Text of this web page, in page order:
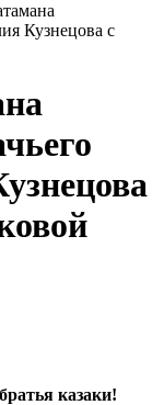
Кузнецова с
казаки!